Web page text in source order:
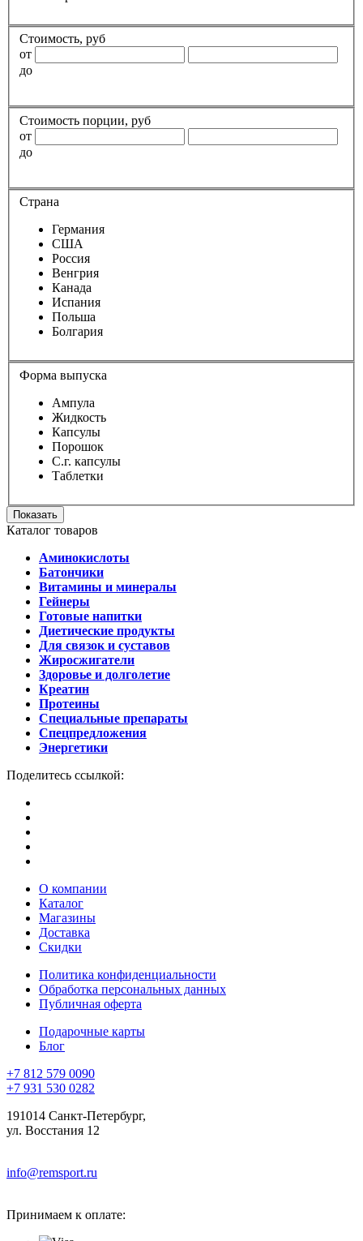
Стоимость, руб
от
до
Стоимость порции, руб
от
до
Страна
Германия
США
Россия
Венгрия
Канада
Испания
Польша
Болгария
Форма выпуска
Ампула
Жидкость
Капсулы
Порошок
С.г. капсулы
Таблетки
Показать
Каталог товаров
Аминокислоты
Батончики
Витамины и минералы
Гейнеры
Готовые напитки
Диетические продукты
Для связок и суставов
Жиросжигатели
Здоровье и долголетие
Креатин
Протеины
Специальные препараты
Спецпредложения
Энергетики
Поделитесь ссылкой:
О компании
Каталог
Магазины
Доставка
Скидки
Политика конфиденциальности
Обработка персональных данных
Публичная оферта
Подарочные карты
Блог
+7 812 579 0090
+7 931 530 0282
191014 Санкт-Петербург,
ул. Восстания 12
info@remsport.ru
Принимаем к оплате: